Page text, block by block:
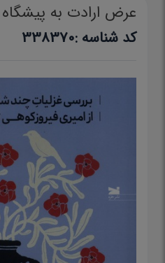
عرض ارادت به
کد شناسه :338370